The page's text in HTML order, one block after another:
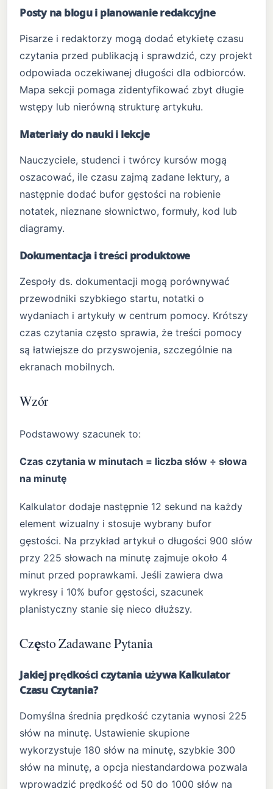
Posty na blogu i planowanie redakcyjne
Pisarze i redaktorzy mogą dodać etykietę czasu
czytania przed publikacją i sprawdzić, czy projekt
odpowiada oczekiwanej długości dla odbiorców.
Mapa sekcji pomaga zidentyfikować zbyt długie
wstępy lub nierówną strukturę artykułu.
Materiały do nauki i lekcje
Nauczyciele, studenci i twórcy kursów mogą
oszacować, ile czasu zajmą zadane lektury, a
następnie dodać bufor gęstości na robienie
notatek, nieznane słownictwo, formuły, kod lub
diagramy.
Dokumentacja i treści produktowe
Zespoły ds. dokumentacji mogą porównywać
przewodniki szybkiego startu, notatki o
wydaniach i artykuły w centrum pomocy. Krótszy
czas czytania często sprawia, że treści pomocy
są łatwiejsze do przyswojenia, szczególnie na
ekranach mobilnych.
Wzór
Podstawowy szacunek to:
Czas czytania w minutach = liczba słów ÷ słowa
na minutę
Kalkulator dodaje następnie 12 sekund na każdy
element wizualny i stosuje wybrany bufor
gęstości. Na przykład artykuł o długości 900 słów
przy 225 słowach na minutę zajmuje około 4
minut przed poprawkami. Jeśli zawiera dwa
wykresy i 10% bufor gęstości, szacunek
planistyczny stanie się nieco dłuższy.
Często Zadawane Pytania
Jakiej prędkości czytania używa Kalkulator
Czasu Czytania?
Domyślna średnia prędkość czytania wynosi 225
słów na minutę. Ustawienie skupione
wykorzystuje 180 słów na minutę, szybkie 300
słów na minutę, a opcja niestandardowa pozwala
wprowadzić prędkość od 50 do 1000 słów na